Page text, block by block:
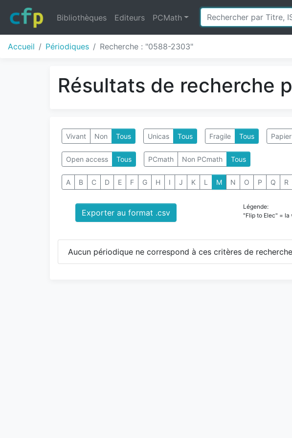
Bibliothèques Editeurs PCMath
Accueil Périodiques Recherche : "0588-2303"
Résultats de recherche
Vivant Non Tous Unicas Tous Fragile Tous Papier
Open access Tous PCmath Non PCmath Tous
A B C D E F G H I J K L M N O P Q R
Exporter au format .csv
Légende:
"Flip to Elec" = la
Aucun périodique ne correspond à ces critères de recherche